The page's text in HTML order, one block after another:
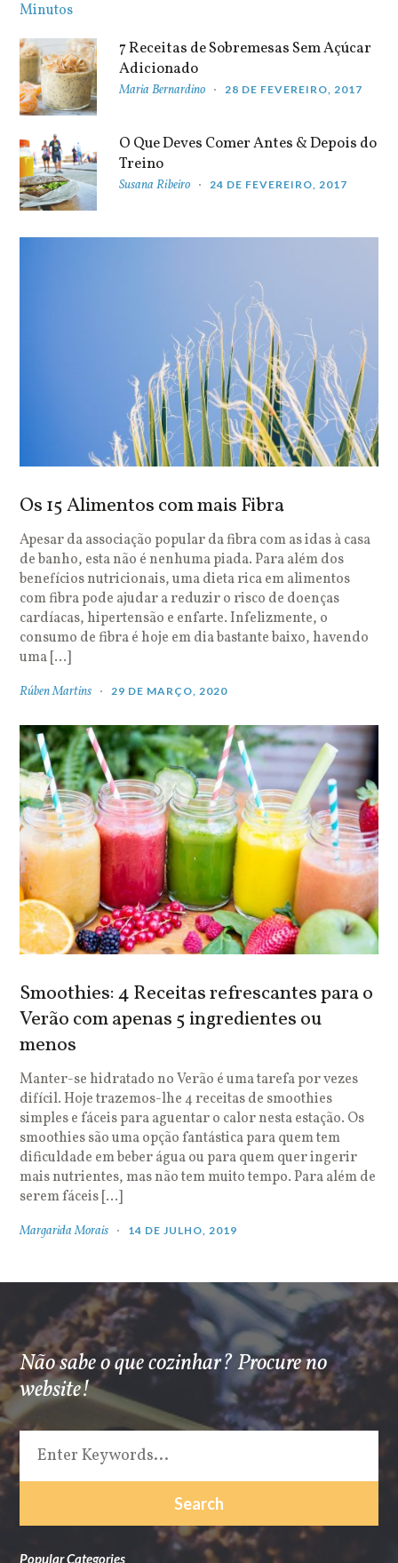
7 Receitas de Sobremesas Sem Açúcar
Adicionado
Maria Bernardino 28 DE FEVEREIRO, 2017
O Que Deves Comer Antes & Depois do
Treino
Susana Ribeiro 24 DE FEVEREIRO, 2017
Os 15 Alimentos com mais Fibra
Apesar da associação popular da fibra com as idas à casa
de banho, esta não é nenhuma piada. Para além dos
benefícios nutricionais, uma dieta rica em alimentos
com fibra pode ajudar a reduzir o risco de doenças
cardíacas, hipertensão e enfarte. Infelizmente, o
consumo de fibra é hoje em dia bastante baixo, havendo
uma […]
Rúben Martins 29 DE MARÇO, 2020
Smoothies: 4 Receitas refrescantes para o
Verão com apenas 5 ingredientes ou
menos
Manter-se hidratado no Verão é uma tarefa por vezes
difícil. Hoje trazemos-lhe 4 receitas de smoothies
simples e fáceis para aguentar o calor nesta estação. Os
smoothies são uma opção fantástica para quem tem
dificuldade em beber água ou para quem quer ingerir
mais nutrientes, mas não tem muito tempo. Para além de
serem fáceis […]
Margarida Morais 14 DE JULHO, 2019
Não sabe o que cozinhar? Procure no
website!
Popular Categories